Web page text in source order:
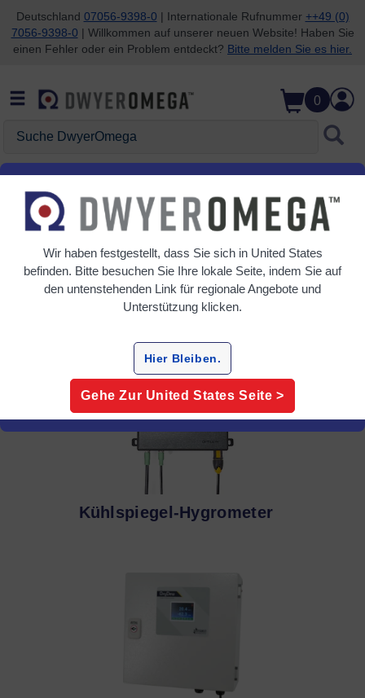
Zum Suchen überspringen
Zum Hauptinhalt überspringen
Zur Navigation überspringen
Deutschland 07056-9398-0 | Internationale Rufnummer ++49 (0)
7056-9398-0 | Willkommen auf unserer neuen Website! Haben Sie
einen Fehler oder ein Problem entdeckt? Bitte melden Sie es hier.
0
Startseite Taupunkt
Taupunkt
Kühlspiegel-Hygrometer
Wir haben festgestellt, dass Sie sich in United States
befinden. Bitte besuchen Sie Ihre lokale Seite, indem Sie auf
den untenstehenden Link für regionale Angebote und
Unterstützung klicken.
Hier Bleiben.
Gehe Zur United States Seite >